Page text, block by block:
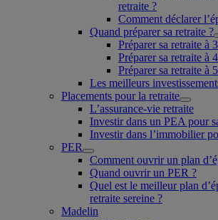
retraite ?
Comment déclarer
Quand préparer sa retraite ?
Préparer sa retraite à
Préparer sa retraite à
Préparer sa retraite à
Les meilleurs
Placements pour la retraite
L’assurance-vie retraite
Investir dans un PEA pour
Investir dans l’immobilier
PER
Comment ouvrir un plan
Quand ouvrir un PER ?
Quel est le meilleur plan
retraite sereine ?
Madelin